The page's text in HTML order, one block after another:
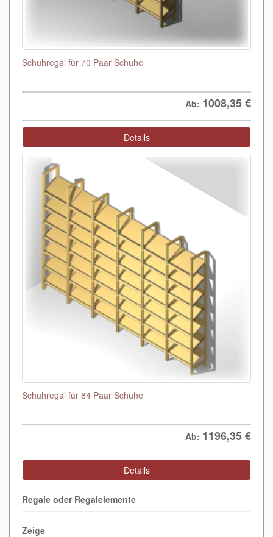
Schuhregal für 70 Paar Schuhe
Ab: 1008,35€
Details
Schuhregal für 84 Paar Schuhe
Ab: 1196,35€
Details
Regale oder Regalelemente
Zeige